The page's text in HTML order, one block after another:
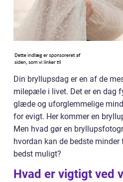
Din bryllupsdag er en af de
milepæle i livet. Det er en dag
glæde og uforglemmelige
for evigt. Her kommer en
Men hvad gør en
hvordan kan de bedste
bedst muligt?
Hvad er vigtigt ved